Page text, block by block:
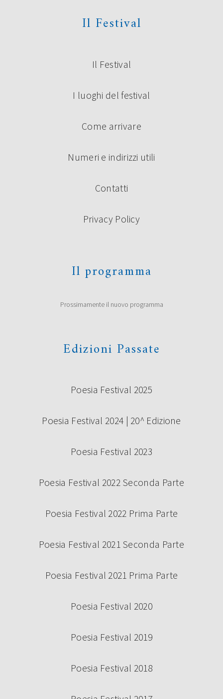
Il Festival
Il Festival
I luoghi del festival
Come arrivare
Numeri e indirizzi utili
Contatti
Privacy Policy
Il programma
Prossimamente il nuovo programma
Edizioni Passate
Poesia Festival 2025
Poesia Festival 2024 | 20^ Edizione
Poesia Festival 2023
Poesia Festival 2022 Seconda Parte
Poesia Festival 2022 Prima Parte
Poesia Festival 2021 Seconda Parte
Poesia Festival 2021 Prima Parte
Poesia Festival 2020
Poesia Festival 2019
Poesia Festival 2018